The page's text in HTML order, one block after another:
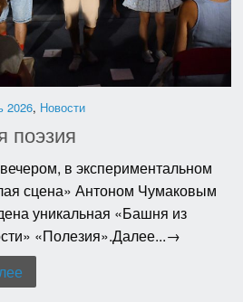
2026, Новости
поэзия
в экспериментальном
сцена» Антоном Чумаковым
уникальная «Башня из
«Полезия».Далее...→